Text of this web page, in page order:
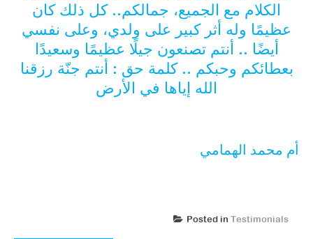
الكلام مع الجميع، جمالكم.. كل ذلك كان
عظيمًا وله أثر كبير على ولدي، وعلى نفسي
أيضًا .. أنتم تصنعون جيلًا عظيمًا وسعيدًا
بعطائكم وحبكم .. كلمة حق : أنتم جنّة رزقنا
الله إياها في الأرض
أم محمد الهمامي
Posted in Testimonials